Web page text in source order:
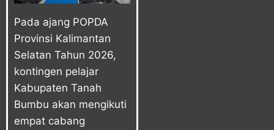
Pada ajang POPDA
Provinsi Kalimantan
Selatan Tahun 2026,
kontingen pelajar
Kabupaten Tanah
Bumbu akan mengikuti
empat cabang